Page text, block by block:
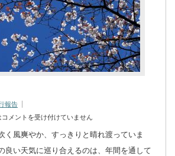
報告
コメントを受け付けていません
く風爽やか、すっきりと晴れ渡っていま
良い天気に巡り合えるのは、年間を通して